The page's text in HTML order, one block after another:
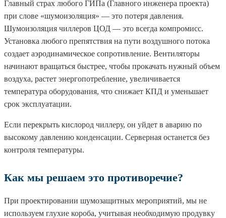
Главный страх любого ГИПа (Главного инженера проекта)
при слове «шумоизоляция» — это потеря давления.
Шумоизоляция чиллеров ЦОД — это всегда компромисс.
Установка любого препятствия на пути воздушного потока
создает аэродинамическое сопротивление. Вентиляторы
начинают вращаться быстрее, чтобы прокачать нужный объем
воздуха, растет энергопотребление, увеличивается
температура оборудования, что снижает КПД и уменьшает
срок эксплуатации.
Если перекрыть кислород чиллеру, он уйдет в аварию по
высокому давлению конденсации. Серверная останется без
контроля температуры.
Как мы решаем это противоречие?
При проектировании шумозащитных мероприятий, мы не
используем глухие короба, учитывая необходимую продувку